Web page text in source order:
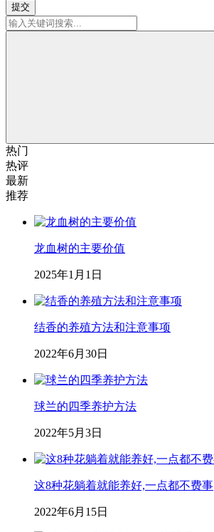
提交
热门
热评
最新
推荐
龙血树的主要价值
2025年1月1日
结香的养殖方法和注意事项
2022年6月30日
球兰的四季养护方法
2022年5月3日
这8种花躺着就能养好,一点都不费事
2022年6月15日